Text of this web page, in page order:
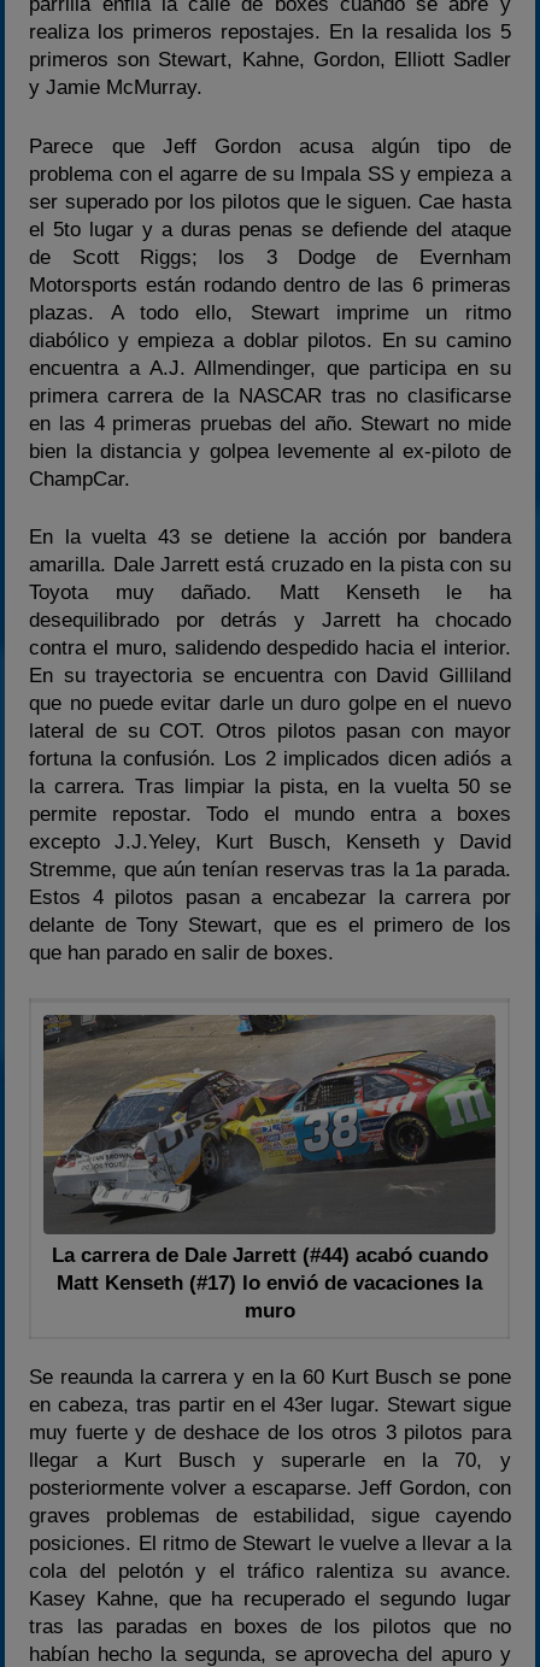
realiza los primeros repostajes. En la resalida los 5
primeros son Stewart, Kahne, Gordon, Elliott Sadler
y Jamie McMurray.
Parece que Jeff Gordon acusa algún tipo de
problema con el agarre de su Impala SS y empieza a
ser superado por los pilotos que le siguen. Cae hasta
el 5to lugar y a duras penas se defiende del ataque
de Scott Riggs; los 3 Dodge de Evernham
Motorsports están rodando dentro de las 6 primeras
plazas. A todo ello, Stewart imprime un ritmo
diabólico y empieza a doblar pilotos. En su camino
encuentra a A.J. Allmendinger, que participa en su
primera carrera de la NASCAR tras no clasificarse
en las 4 primeras pruebas del año. Stewart no mide
bien la distancia y golpea levemente al ex-piloto de
ChampCar.
En la vuelta 43 se detiene la acción por bandera
amarilla. Dale Jarrett está cruzado en la pista con su
Toyota muy dañado. Matt Kenseth le ha
desequilibrado por detrás y Jarrett ha chocado
contra el muro, salidendo despedido hacia el interior.
En su trayectoria se encuentra con David Gilliland
que no puede evitar darle un duro golpe en el nuevo
lateral de su COT. Otros pilotos pasan con mayor
fortuna la confusión. Los 2 implicados dicen adiós a
la carrera. Tras limpiar la pista, en la vuelta 50 se
permite repostar. Todo el mundo entra a boxes
excepto J.J.Yeley, Kurt Busch, Kenseth y David
Stremme, que aún tenían reservas tras la 1a parada.
Estos 4 pilotos pasan a encabezar la carrera por
delante de Tony Stewart, que es el primero de los
que han parado en salir de boxes.
La carrera de Dale Jarrett (#44) acabó cuando
Matt Kenseth (#17) lo envió de vacaciones la
muro
Se reaunda la carrera y en la 60 Kurt Busch se pone
en cabeza, tras partir en el 43er lugar. Stewart sigue
muy fuerte y de deshace de los otros 3 pilotos para
llegar a Kurt Busch y superarle en la 70, y
posteriormente volver a escaparse. Jeff Gordon, con
graves problemas de estabilidad, sigue cayendo
posiciones. El ritmo de Stewart le vuelve a llevar a la
cola del pelotón y el tráfico ralentiza su avance.
Kasey Kahne, que ha recuperado el segundo lugar
tras las paradas en boxes de los pilotos que no
habían hecho la segunda, se aprovecha del apuro y